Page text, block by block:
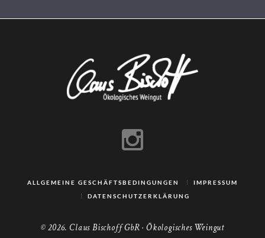
ALLGEMEINE GESCHÄFTSBEDINGUNGEN
IMPRESSUM
DATENSCHUTZERKLÄRUNG
© 2026. Claus Bischoff GbR · Ökologisches Weingut